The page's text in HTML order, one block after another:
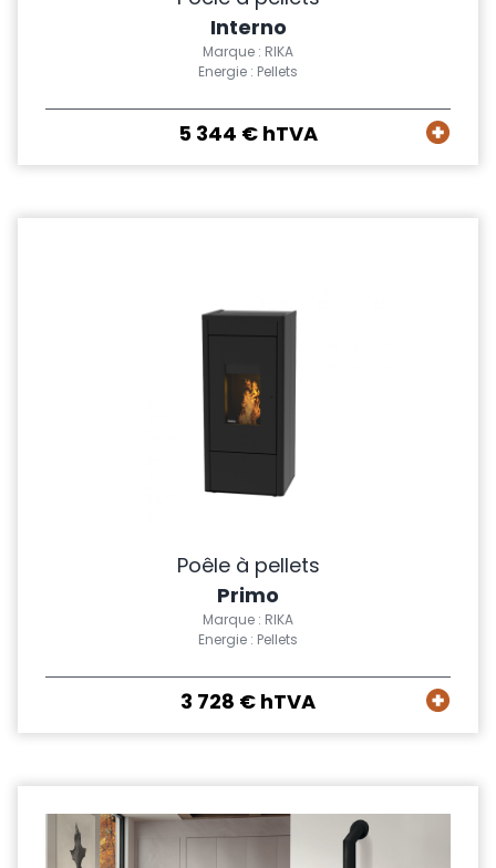
Interno
Marque : RIKA
Energie : Pellets
5 344 € hTVA
Poêle à pellets
Primo
Marque : RIKA
Energie : Pellets
3 728 € hTVA